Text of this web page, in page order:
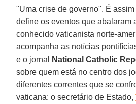
"Uma crise de governo". É
define os eventos que abalaram
conhecido vaticanista norte-
acompanha as notícias
e o jornal
National Catholic
sobre quem está no centro dos
diferentes correntes que se
vaticana: o secretário de Estado,